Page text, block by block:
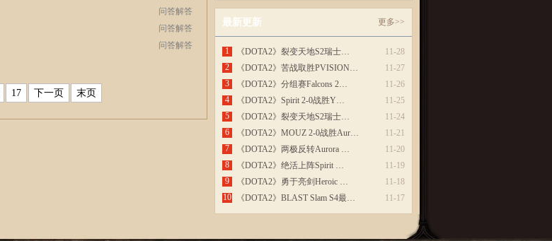
问答解答
问答解答
问答解答
17 下一页 末页
最新更新 更多>>
1 11-28
《DOTA2》裂变天地S2瑞士…
2
11-27
《DOTA2》苦战取胜PVISION…
3
11-26
《DOTA2》分组赛Falcons 2…
4
11-25
《DOTA2》Spirit 2-0战胜Y…
5
11-24
《DOTA2》裂变天地S2瑞士…
6
11-21
《DOTA2》MOUZ 2-0战胜Aur…
7
11-20
《DOTA2》两极反转Aurora …
8
11-19
《DOTA2》绝活上阵Spirit …
9
11-18
《DOTA2》勇于亮剑Heroic …
10
11-17
《DOTA2》BLAST Slam S4最…